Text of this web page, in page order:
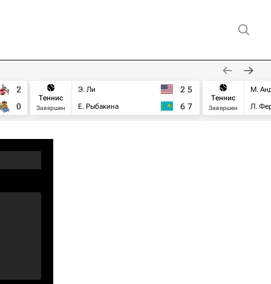
2
0
Теннис
Завершен
Э. Ли
Е. Рыбакина
2 5
6 7
Теннис
Завершен
М.
Л.